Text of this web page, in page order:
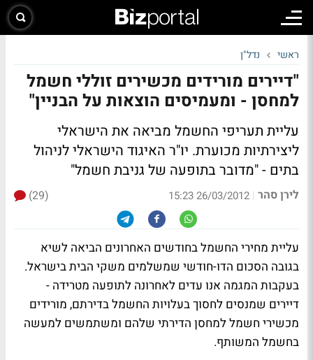
ראשי נדל"ן
"דיירים מורידים מכשירים זוללי חשמל
למחסן - ומעמיסים הוצאות על הבניין"
עליית תעריפי החשמל מביאה את הישראלי
ליצירתיות מכוערת. יו"ר האיגוד הישראלי לניהול
בתים -"מדובר בתופעה של גניבת חשמל"
לירן סהר |
26/03/2012 15:23
(29)
עליית מחירי החשמל בחודשים האחרונים הביאה לשיא
בגובה הסכום הדו-חודשי שמשלמים משקי הבית בישראל.
בעקבות המגמה אנו עדים לאחרונה לתופעה מטרידה -
דיירים שמנסים לחסוך בעלויות החשמל בדירתם, מורידים
מכשירי חשמל למחסן הדירתי שלהם ומשתמשים למעשה
בחשמל המשותף.